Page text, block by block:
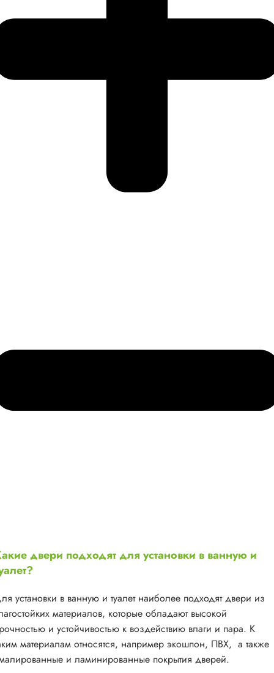
двери подходят для установки в ванную и
установки в ванную и туалет наиболее подходят двери из
материалов, которые обладают высокой
и устойчивостью к воздействию влаги и пара. К
материалам относятся, например экошпон, ПВХ, а также
и ламинированные покрытия дверей.